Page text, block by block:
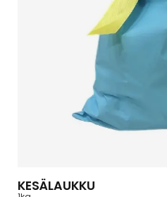
KESÄLAUKKU